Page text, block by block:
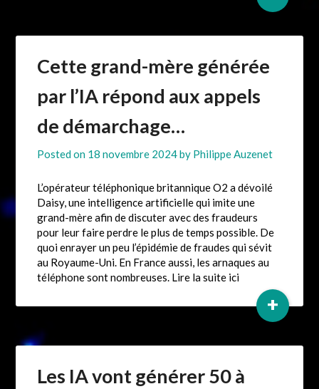
Cette grand-mère générée
par l’IA répond aux appels
de démarchage…
Posted on 18 novembre 2024by Philippe Auzenet
L’opérateur téléphonique britannique O2 a dévoilé
Daisy, une intelligence artificielle qui imite une
grand-mère afin de discuter avec des fraudeurs
pour leur faire perdre le plus de temps possible. De
quoi enrayer un peu l’épidémie de fraudes qui sévit
au Royaume-Uni. En France aussi, les arnaques au
téléphone sont nombreuses. Lire la suite ici
+
Les IA vont générer 50 à